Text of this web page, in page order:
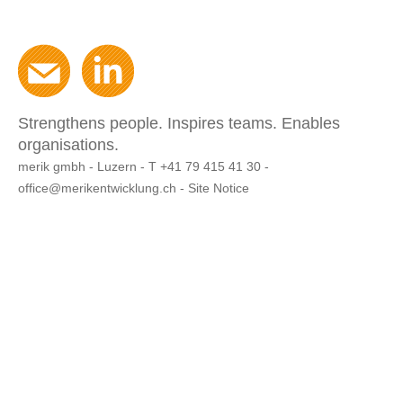
Strengthens people. Inspires teams. Enables
organisations.
merik gmbh - Luzern - T +41 79 415 41 30 -
- Site Notice